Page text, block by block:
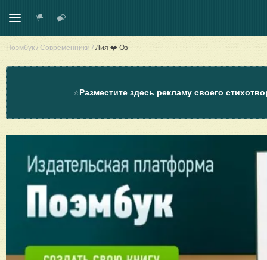
Поэмбук / Современники / Лия ❤️ Оз
⭐Разместите здесь рекламу своего